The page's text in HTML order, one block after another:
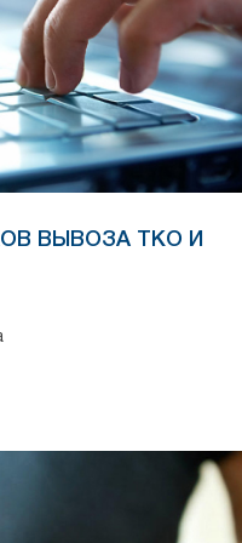
ВЫВОЗА ТКО И